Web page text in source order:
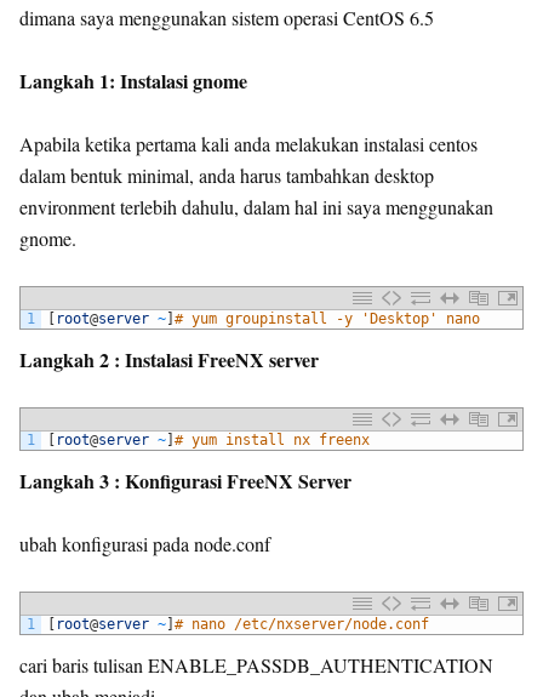
dimana saya menggunakan sistem operasi CentOS 6.5
Langkah 1: Instalasi gnome
Apabila ketika pertama kali anda melakukan instalasi centos
dalam bentuk minimal, anda harus tambahkan desktop
environment terlebih dahulu, dalam hal ini saya menggunakan
gnome.
1 [ root@server ~] # yum groupinstall -y 'Desktop' nano
Langkah 2 : Instalasi FreeNX server
1 [ root@server ~] # yum install nx freenx
Langkah 3 : Konfigurasi FreeNX Server
ubah konfigurasi pada node.conf
1 [ root@server ~] # nano /etc/nxserver/node.conf
cari baris tulisan ENABLE_PASSDB_AUTHENTICATION